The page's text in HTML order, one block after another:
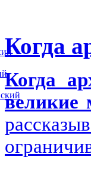
Когда
Когда
великие